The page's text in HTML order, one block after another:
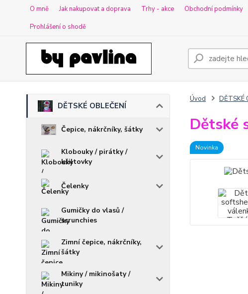
O mně Jak nakupovat a doprava Trhy - akce Obchodní podmínky
Prohlášení o shodě
DĚTSKÉ OBLEČENÍ
Čepice, nákrčníky, šátky
Klobouky / pirátky /
kšiltovky
Čelenky
Gumičky do vlasů /
scrunchies
Zimní čepice, nákrčníky,
šátky
Mikiny / mikinošaty /
tuniky
Úvod DĚTSKÉ
Dětské
Novinka